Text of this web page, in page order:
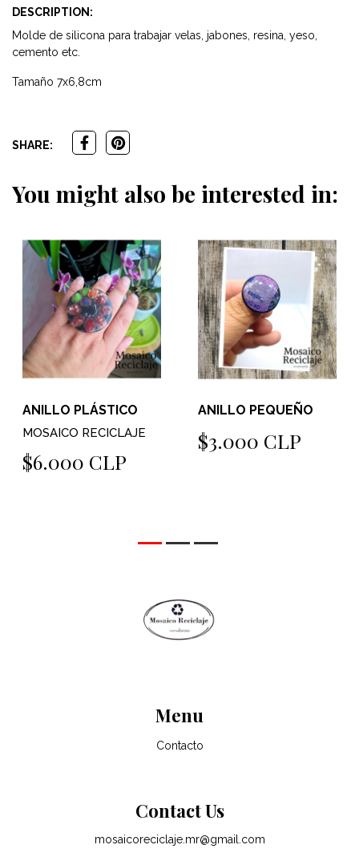
DESCRIPTION:
Molde de silicona para trabajar velas, jabones, resina, yeso,
cemento etc.
Tamaño 7x6,8cm
SHARE:
You might also be interested in:
ANILLO PLÁSTICO
MOSAICO RECICLAJE
$6.000 CLP
ANILLO PEQUEÑO
$3.000 CLP
Menu
Contacto
Contact Us
mosaicoreciclaje.mr@gmail.com